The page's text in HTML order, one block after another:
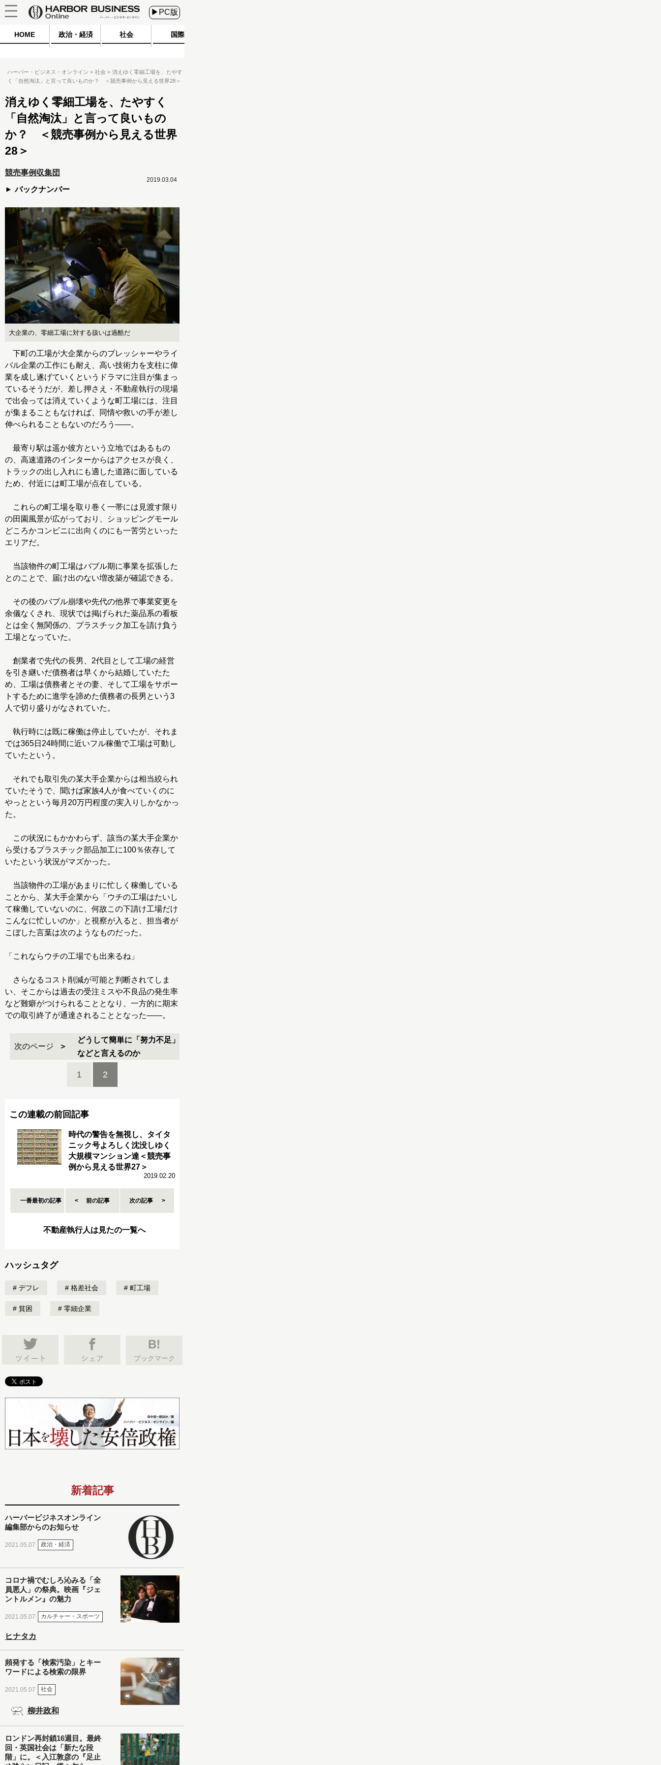
▶PC版
HOME 政治・経済 社会 国際
ハーバー・ビジネス・オンライン 社会
消えゆく零細工場を、たやす
く「自然淘汰」と言って良いものか？ ＜競売事例から見える世界28＞
消えゆく零細工場を、たやすく
「自然淘汰」と言って良いもの
か？ ＜競売事例から見える世界
28＞
競売事例収集団
バックナンバー
2019.03.04
大企業の、零細工場に対する扱いは過酷だ
下町の工場が大企業からのプレッシャーやライ
バル企業の工作にも耐え、高い技術力を支柱に偉
業を成し遂げていくというドラマに注目が集まっ
ているそうだが、差し押さえ・不動産執行の現場
で出会っては消えていくような町工場には、注目
が集まることもなければ、同情や救いの手が差し
伸べられることもないのだろう――。
最寄り駅は遥か彼方という立地ではあるもの
の、高速道路のインターからはアクセスが良く、
トラックの出し入れにも適した道路に面している
ため、付近には町工場が点在している。
これらの町工場を取り巻く一帯には見渡す限り
の田園風景が広がっており、ショッピングモール
どころかコンビニに出向くのにも一苦労といった
エリアだ。
当該物件の町工場はバブル期に事業を拡張した
とのことで、届け出のない増改築が確認できる。
その後のバブル崩壊や先代の他界で事業変更を
余儀なくされ、現状では掲げられた薬品系の看板
とは全く無関係の、プラスチック加工を請け負う
工場となっていた。
創業者で先代の長男、2代目として工場の経営
を引き継いだ債務者は早くから結婚していたた
め、工場は債務者とその妻、そして工場をサポー
トするために進学を諦めた債務者の長男という3
人で切り盛りがなされていた。
執行時には既に稼働は停止していたが、それま
では365日24時間に近いフル稼働で工場は可動し
ていたという。
それでも取引先の某大手企業からは相当絞られ
ていたそうで、聞けば家族4人が食べていくのに
やっとという毎月20万円程度の実入りしかなかっ
た。
この状況にもかかわらず、該当の某大手企業か
ら受けるプラスチック部品加工に100％依存して
いたという状況がマズかった。
当該物件の工場があまりに忙しく稼働している
ことから、某大手企業から「ウチの工場はたいし
て稼働していないのに、何故この下請け工場だけ
こんなに忙しいのか」と視察が入ると、担当者が
こぼした言葉は次のようなものだった。
「これならウチの工場でも出来るね」
さらなるコスト削減が可能と判断されてしま
い、そこからは過去の受注ミスや不良品の発生率
など難癖がつけられることとなり、一方的に期末
での取引終了が通達されることとなった――。
次のページ
どうして簡単に「努力不足」
などと言えるのか
1 2
この連載の前回記事
時代の警告を無視し、タイタ
ニック号よろしく沈没しゆく
大規模マンション達＜競売事
例から見える世界27＞
2019.02.20
一番最初の記事 前の記事 次の記事
不動産執行人は見たの一覧へ
ハッシュタグ
デフレ 格差社会 町工場
貧困 零細企業
B!
ブックマーク
新着記事
ハーバービジネスオンライン
編集部からのお知らせ
2021.05.07 政治・経済
コロナ禍でむしろ沁みる「全
員悪人」の祭典。映画『ジェ
ントルメン』の魅力
2021.05.07 カルチャー・スポーツ
ヒナタカ
頻発する「検索汚染」とキー
ワードによる検索の限界
2021.05.07 社会
柳井政和
ロンドン再封鎖16週目。最終
回・英国社会は「新たな段
階」に。＜入江敦彦の『足止